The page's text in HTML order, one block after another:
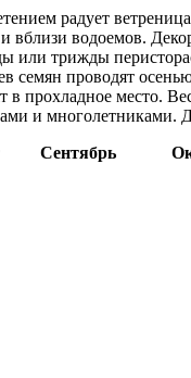
радует
водоемов.
трижды
семян проводят
прохладное место.
и многолетниками.
Сентябрь